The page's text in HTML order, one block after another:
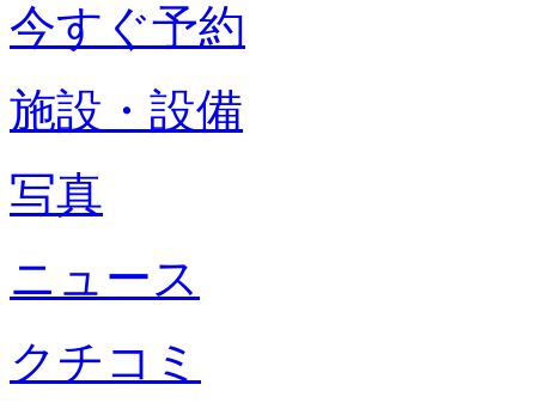
今すぐ予約
施設・設備
写真
ニュース
クチコミ